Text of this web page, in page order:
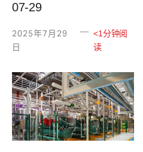
07-29
2025年7月29
日
— <1分钟阅
读